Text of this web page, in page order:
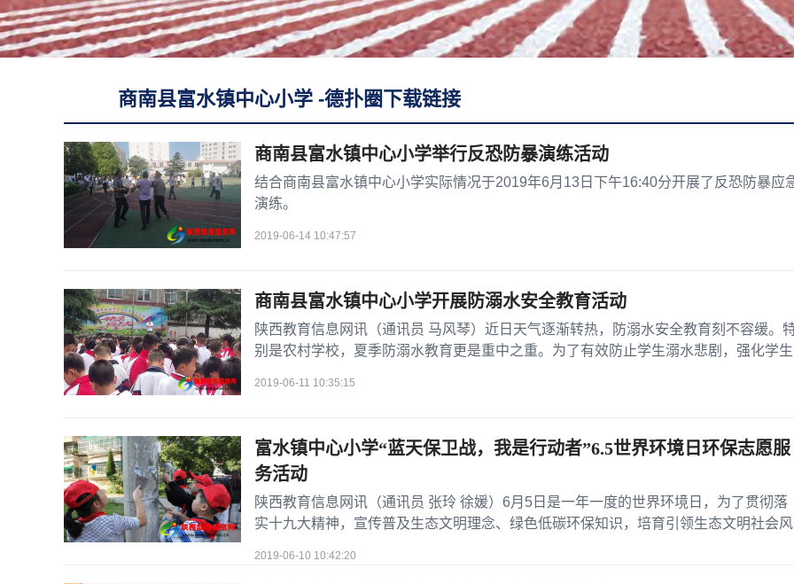
商南县富水镇中心小学 -德扑圈下载链接
商南县富水镇中心小学举行反恐防暴演练活动
结合商南县富水镇中心小学实际情况于2019年6月13日下午16:40分开展了反恐防暴应
演练。
2019-06-14 10:47:57
商南县富水镇中心小学开展防溺水安全教育活动
陕西教育信息网讯（通讯员 马风琴）近日天气逐渐转热，防溺水安全教育刻不容缓。
别是农村学校，夏季防溺水教育更是重中之重。为了有效防止学生溺水悲剧，强化学生
2019-06-11 10:35:15
富水镇中心小学“蓝天保卫战，我是行动者”6.5世界环境日环保志愿服
务活动
陕西教育信息网讯（通讯员 张玲 徐媛）6月5日是一年一度的世界环境日，为了贯彻落
实十九大精神，宣传普及生态文明理念、绿色低碳环保知识，培育引领生态文明社会风
2019-06-10 10:42:20